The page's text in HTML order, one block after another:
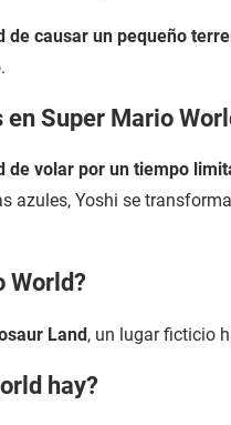
de causar un pequeño
Super Mario
de volar por un tiempo
azules, Yoshi se
World?
Land, un lugar ficticio
hay?